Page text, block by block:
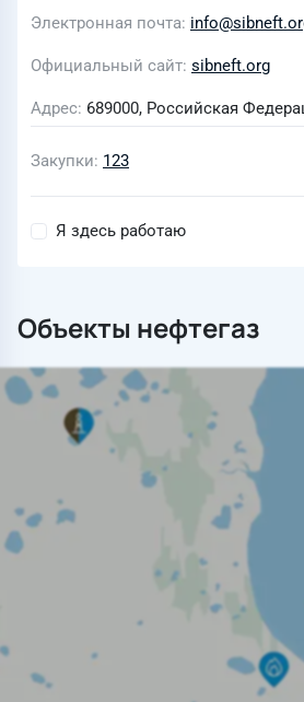
Электронная почта
Официальный сайт sibneft.org
Адрес 689000, Российская
Закупки 123
Я здесь работаю
Объекты нефтегаз